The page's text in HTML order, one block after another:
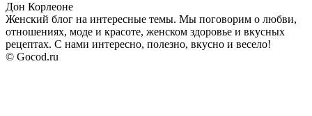
Дон Корлеоне
Женский блог на интересные темы. Мы поговорим о любви,
отношениях, моде и красоте, женском здоровье и вкусных
рецептах. С нами интересно, полезно, вкусно и весело!
© Gocod.ru